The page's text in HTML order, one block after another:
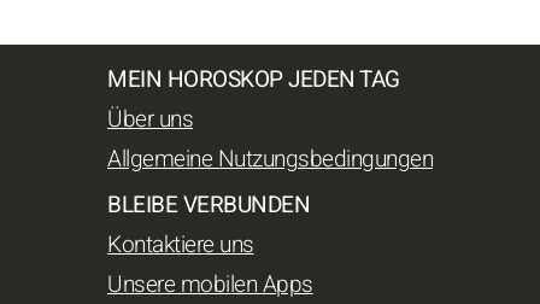
MEIN HOROSKOP JEDEN TAG
Über uns
Allgemeine Nutzungsbedingungen
BLEIBE VERBUNDEN
Kontaktiere uns
Unsere mobilen Apps